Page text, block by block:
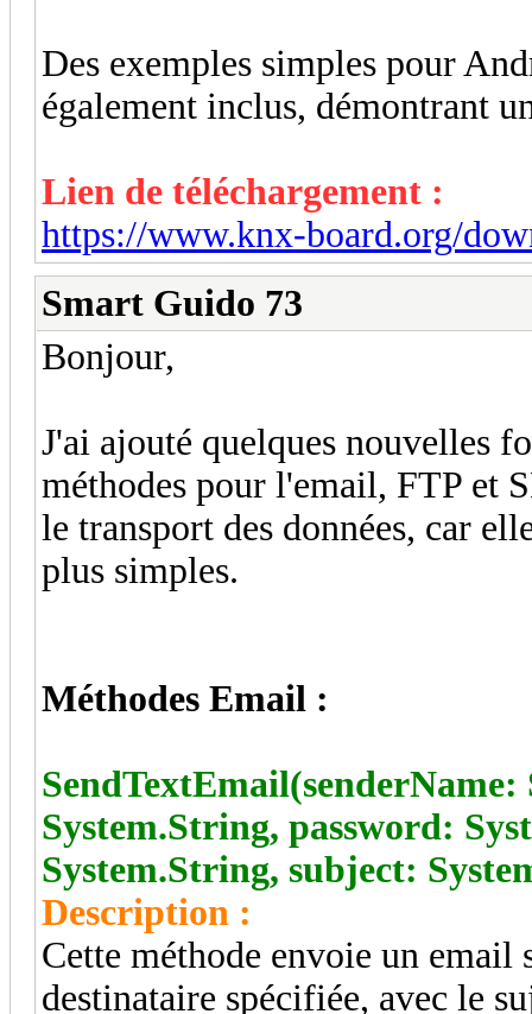
Des exemples simples pour
également inclus, démontrant
Lien de téléchargement :
https://www.knx-board.org/
Smart Guido 73
Bonjour,
J'ai ajouté quelques nouvelles
méthodes pour l'email, FTP et
le transport des données, car
plus simples.
Méthodes Email :
System.String, password:
System.String, subject:
Description :
Cette méthode envoie un email
destinataire spécifiée, avec le